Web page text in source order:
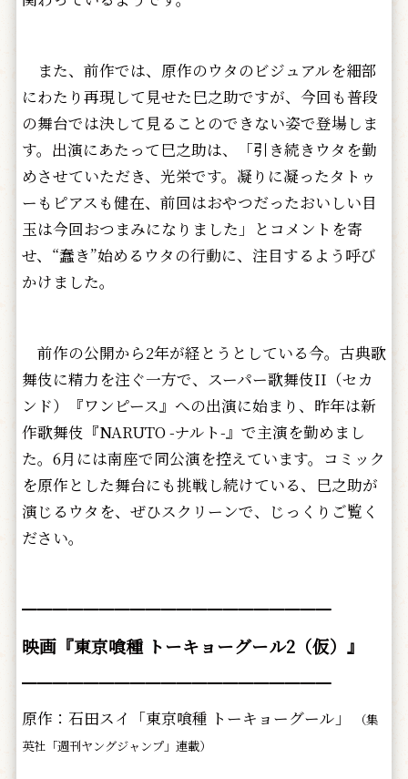
また、前作では、原作のウタのビジュアルを細部
にわたり再現して見せた巳之助ですが、今回も普段
の舞台では決して見ることのできない姿で登場しま
す。出演にあたって巳之助は、「引き続きウタを勤
めさせていただき、光栄です。凝りに凝ったタトゥ
ーもピアスも健在、前回はおやつだったおいしい目
玉は今回おつまみになりました」とコメントを寄
せ、“蠢き”始めるウタの行動に、注目するよう呼び
かけました。
前作の公開から2年が経とうとしている今。古典歌
舞伎に精力を注ぐ一方で、スーパー歌舞伎II（セカ
ンド）『ワンピース』への出演に始まり、昨年は新
作歌舞伎『NARUTO -ナルト-』で主演を勤めまし
た。6月には南座で同公演を控えています。コミック
を原作とした舞台にも挑戦し続けている、巳之助が
演じるウタを、ぜひスクリーンで、じっくりご覧く
ださい。
━━━━━━━━━━━━━━━━━━━━
映画『東京喰種 トーキョーグール2（仮）』
━━━━━━━━━━━━━━━━━━━━
原作：石田スイ「東京喰種 トーキョーグール」
（集
英社「週刊ヤングジャンプ」連載）